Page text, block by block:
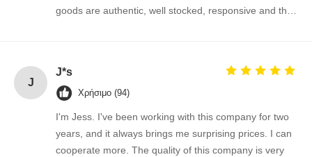
ΔΙΟΔΗ προστασίας ESD
MOSFET κρυσταλλολυχνία
goods are authentic, well stocked, responsive and the
J
J*s
Χρήσιμο (94)
I'm Jess. I've been working with this company for two
years, and it always brings me surprising prices. I can
cooperate more. The quality of this company is very